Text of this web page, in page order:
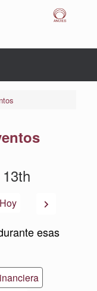
Hoy Siguiente
esas